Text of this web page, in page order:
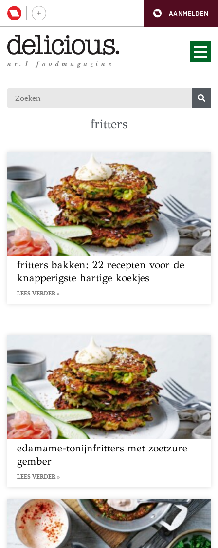
AANMELDEN
nr.1 foodmagazine
fritters
fritters bakken: 22 recepten voor de
knapperigste hartige koekjes
LEES VERDER »
edamame-tonijnfritters met zoetzure
gember
LEES VERDER »